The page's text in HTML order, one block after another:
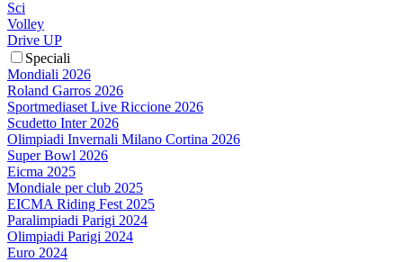
Sci
Volley
Drive UP
Speciali
Mondiali 2026
Roland Garros 2026
Sportmediaset Live Riccione 2026
Scudetto Inter 2026
Olimpiadi Invernali Milano Cortina 2026
Super Bowl 2026
Eicma 2025
Mondiale per club 2025
EICMA Riding Fest 2025
Paralimpiadi Parigi 2024
Olimpiadi Parigi 2024
Euro 2024